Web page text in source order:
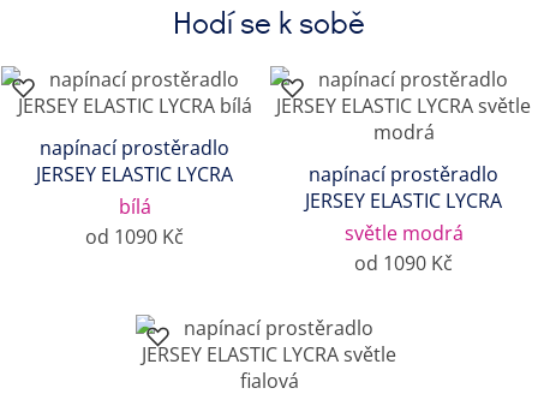
Hodí se k sobě
napínací prostěradlo
JERSEY ELASTIC LYCRA
bílá
od 1090 Kč
napínací prostěradlo
JERSEY ELASTIC LYCRA
světle modrá
od 1090 Kč